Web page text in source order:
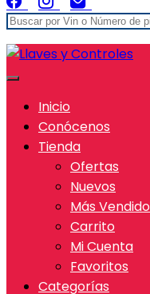
Inicio
Conócenos
Tienda
Ofertas
Nuevos
Más
Carrito
Mi Cuenta
Favoritos
Categorías